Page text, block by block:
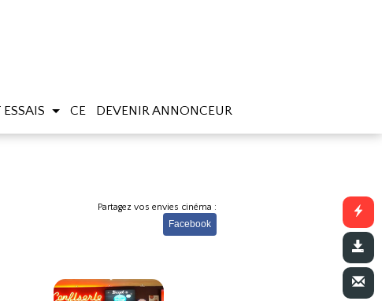
ESSAIS CE DEVENIR ANNONCEUR
Partagez vos envies cinéma :
Facebook